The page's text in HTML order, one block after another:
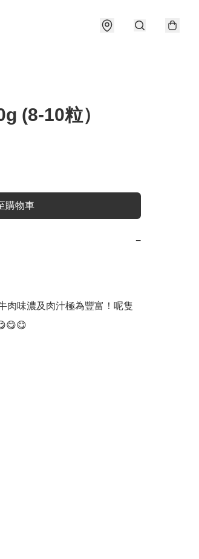
(8-10粒）
購物車
−
肉味濃及肉汁極為豐富！呢隻